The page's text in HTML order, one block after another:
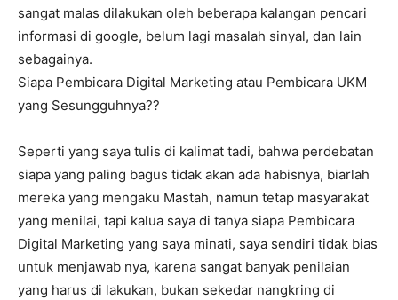
sangat malas dilakukan oleh beberapa kalangan pencari
informasi di google, belum lagi masalah sinyal, dan lain
sebagainya.
Siapa Pembicara Digital Marketing atau Pembicara UKM
yang Sesungguhnya??
Seperti yang saya tulis di kalimat tadi, bahwa perdebatan
siapa yang paling bagus tidak akan ada habisnya, biarlah
mereka yang mengaku Mastah, namun tetap masyarakat
yang menilai, tapi kalua saya di tanya siapa Pembicara
Digital Marketing yang saya minati, saya sendiri tidak bias
untuk menjawab nya, karena sangat banyak penilaian
yang harus di lakukan, bukan sekedar nangkring di